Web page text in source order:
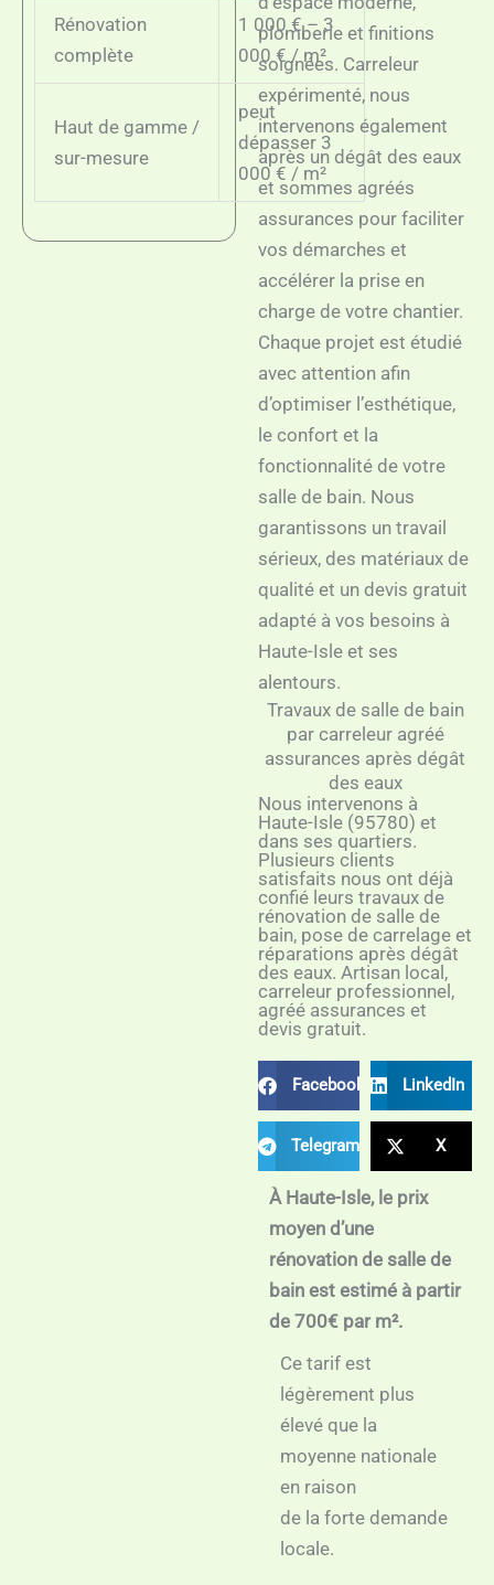
Rénovation
complète
1 000 € – 3
000 € / m²
Haut de gamme /
sur-mesure
peut
dépasser 3
000 € / m²
plomberie et finitions
soignées. Carreleur
expérimenté, nous
intervenons également
après un dégât des eaux
et sommes agréés
assurances pour faciliter
vos démarches et
accélérer la prise en
charge de votre chantier.
Chaque projet est étudié
avec attention afin
d’optimiser l’esthétique,
le confort et la
fonctionnalité de votre
salle de bain. Nous
garantissons un travail
sérieux, des matériaux de
qualité et un devis gratuit
adapté à vos besoins à
Haute-Isle et ses
alentours.
Travaux de salle de bain
par carreleur agréé
assurances après dégât
des eaux
Nous intervenons à
Haute-Isle (95780) et
dans ses quartiers.
Plusieurs clients
satisfaits nous ont déjà
confié leurs travaux de
rénovation de salle de
bain, pose de carrelage et
réparations après dégât
des eaux. Artisan local,
carreleur professionnel,
agréé assurances et
devis gratuit.
Facebook LinkedIn
Telegram X
À Haute-Isle, le prix
moyen d’une
rénovation de salle de
bain est estimé à partir
de 700€ par m².
Ce tarif est
légèrement plus
élevé que la
moyenne nationale
en raison
de la forte demande
locale.